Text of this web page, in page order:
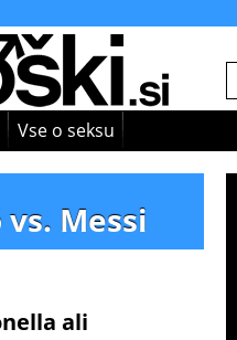
Vse o seksu
Messi
ali